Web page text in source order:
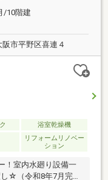
い合わせください！
/10階建
阪市平野区喜連４
浴室乾燥機
リフォームリノベー
ション
！室内水廻り設備一
☆（令和8年7月完了